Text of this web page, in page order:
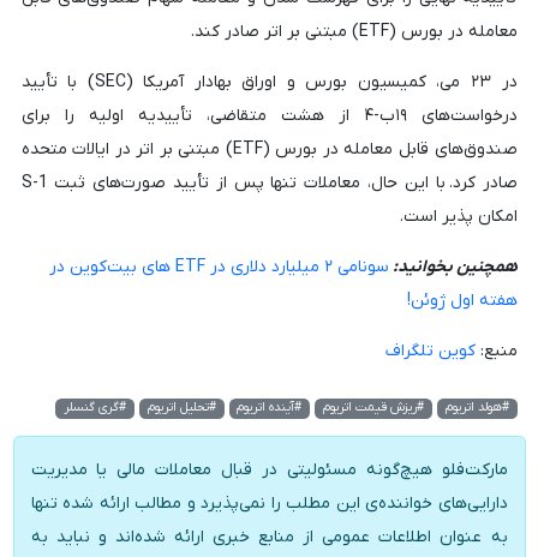
معامله در بورس (ETF) مبتنی بر اتر صادر کند.
در ۲۳ می، کمیسیون بورس و اوراق بهادار آمریکا (SEC) با تأیید
درخواست‌های ۱۹ب-۴ از هشت متقاضی، تأییدیه اولیه را برای
صندوق‌های قابل معامله در بورس (ETF) مبتنی بر اتر در ایالات متحده
صادر کرد. با این حال، معاملات تنها پس از تأیید صورت‌های ثبت S-1
امکان پذیر است.
همچنین بخوانید:
سونامی ۲ میلیارد دلاری در ETF های بیت‌کوین در
هفته اول ژوئن!
منبع:کوین تلگراف
#هولد اتریوم #ریزش قیمت اتریوم #آینده اتریوم #تحلیل اتریوم #گری گنسلر
مارکت‌فلو هیچ‌گونه مسئولیتی در قبال معاملات مالی یا مدیریت
دارایی‌های خواننده‌ی این مطلب را نمی‌پذیرد و مطالب ارائه شده تنها
به عنوان اطلاعات عمومی از منابع خبری ارائه شده‌اند و نباید به